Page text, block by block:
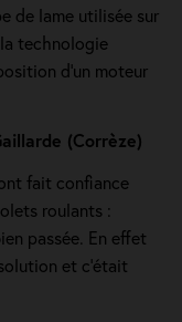
de lame utilisée sur
technologie
d'un moteur
(Corrèze)
fait confiance
roulants :
passée. En effet
et c’était